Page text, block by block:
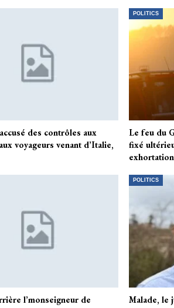
des contrôles aux
voyageurs venant d’Italie,
POLITICS
Le feu du
fixé
exhortation
l’monseigneur de
POLITICS
Malade, le